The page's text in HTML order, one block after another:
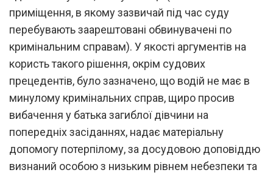
приміщення, в якому зазвичай під час суду
перебувають заарештовані обвинувачені по
кримінальним справам). У якості аргументів на
користь такого рішення, окрім судових
прецедентів, було зазначено, що водій не має в
минулому кримінальних справ, щиро просив
вибачення у батька загиблої дівчини на
попередніх засіданнях, надає матеріальну
допомогу потерпілому, за досудовою доповіддю
визнаний особою з низьким рівнем небезпеки та